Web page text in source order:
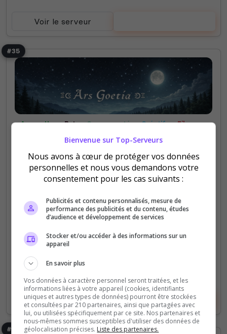
Voir le serveur
#35
Among Us Bot Communauté Créatif
Films
Manga
𓆩𝓐𝓻𝓼 𝓖𝓸𝓮𝓽𝓲𝓪𓆪
🕯 Safe ✧ 🌙 Chill ✧ 🖤 Love ✧ 🕸 Meeting ✧ 🎮 Play
✧ 🎨 Media &amp; Art • FR: On partage nos
passions et on se soutient 🖤 • EN: We share
passions &amp; support each other...
votes clics
(0)
Voir le serveur Voter
#36
Bienvenue sur Top-Serveurs
Nous avons à cœur de protéger vos données
personnelles et nous vous demandons votre
consentement pour les cas suivants :
Publicités et contenu personnalisés, mesure de
performance des publicités et du contenu, études
d’audience et développement de services
Stocker et/ou accéder à des informations sur un
appareil
En savoir plus
Vos données à caractère personnel seront traitées, et les
informations liées à votre appareil (cookies, identifiants
uniques et autres types de données) pourront être stockées
et consultées par 210 partenaires, ainsi que partagées avec
lui, ou utilisées spécifiquement par ce site. Nos partenaires et
nous-mêmes sommes susceptibles d'utiliser des données de
géolocalisation précises. Liste des partenaires.